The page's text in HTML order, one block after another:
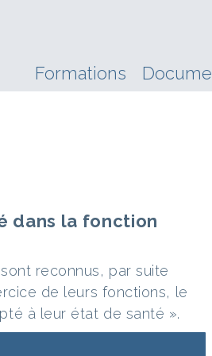
Formations
dans la fonction
reconnus, par suite
de leurs fonctions, le
à leur état de santé ».